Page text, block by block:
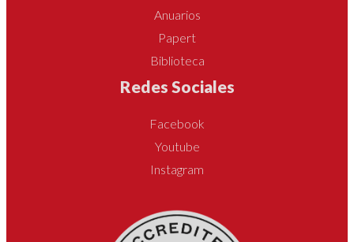
Anuarios
Papert
Biblioteca
Redes Sociales
Facebook
Youtube
Instagram